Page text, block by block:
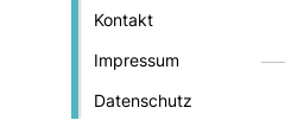
Kontakt
Impressum
Datenschutz